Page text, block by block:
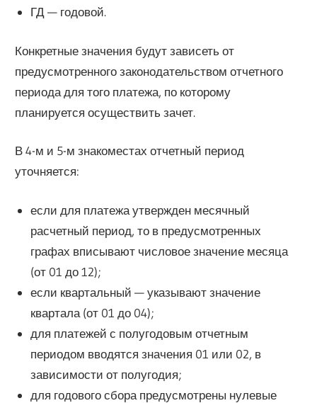
ГД — годовой.
Конкретные значения будут зависеть от
предусмотренного законодательством отчетного
периода для того платежа, по которому
планируется осуществить зачет.
В 4-м и 5-м знакоместах отчетный период
уточняется:
если для платежа утвержден месячный
расчетный период, то в предусмотренных
графах вписывают числовое значение месяца
(от 01 до 12);
если квартальный — указывают значение
квартала (от 01 до 04);
для платежей с полугодовым отчетным
периодом вводятся значения 01 или 02, в
зависимости от полугодия;
для годового сбора предусмотрены нулевые